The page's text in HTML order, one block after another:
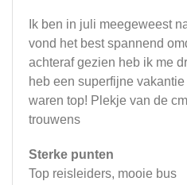
Ik ben in juli meegeweest
vond het best spannend
achteraf gezien heb ik me
heb een superfijne
waren top! Plekje van de
trouwens
Sterke punten
Top reisleiders, mooie bus